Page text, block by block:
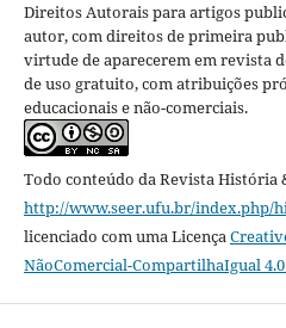
Direitos Autorais para artigos
autor, com direitos de primeira
virtude de aparecerem em revista
de uso gratuito, com atribuições
educacionais e não-comerciais.
Todo conteúdo da Revista História
http://www.seer.ufu.br/index.php/
licenciado com uma Licença
NãoComercial-CompartilhaIgual